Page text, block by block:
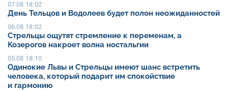
07.08 18:02
День Тельцов и Водолеев будет полон неожиданностей
06.08 18:02
Стрельцы ощутят стремление к переменам, а
Козерогов накроет волна ностальгии
05.08 18:10
Одинокие Львы и Стрельцы имеют шанс встретить
человека, который подарит им спокойствие
и гармонию